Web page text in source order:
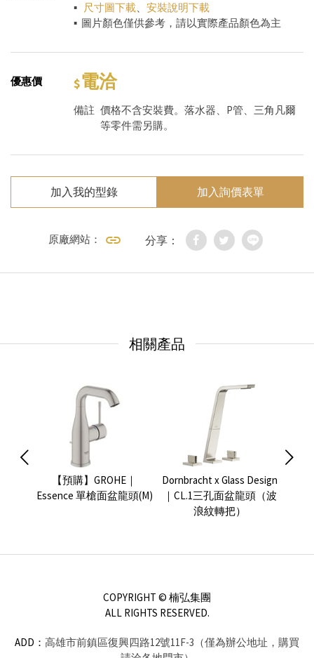
▪ 尺寸圖下載、 安裝說明下載
▪ 圖片顏色僅供參考，請以實際產品顏色為主
優惠價 電洽
備註 價格不含安裝費。落水器、P管、三角凡爾
等零件需另購。
加入我的型錄 加入詢價表單
原廠網站： 分享：
相關產品
【預購】GROHE｜
Essence 單槍面盆龍頭(M)
Dornbracht x Glass Design
｜CL.1三孔面盆龍頭（波
浪紋轉把）
COPYRIGHT © 楠弘集團
ALL RIGHTS RESERVED.
ADD： 高雄市前鎮區復興四路12號11F-3（僅為辦公地址，購買